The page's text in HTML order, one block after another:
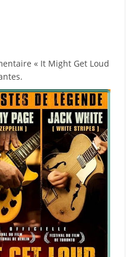
« It Might Get Loud